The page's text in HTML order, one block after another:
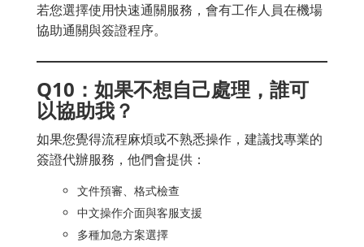
若您選擇使用快速通關服務，會有工作人員在機場
協助通關與簽證程序。
Q10：如果不想自己處理，誰可
以協助我？
如果您覺得流程麻煩或不熟悉操作，建議找專業的
簽證代辦服務，他們會提供：
文件預審、格式檢查
中文操作介面與客服支援
多種加急方案選擇